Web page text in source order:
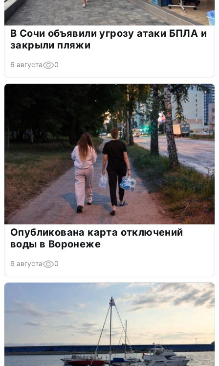
В Сочи объявили угрозу атаки БПЛА и
закрыли пляжи
6 августа 0
Опубликована карта отключений
воды в Воронеже
6 августа 0